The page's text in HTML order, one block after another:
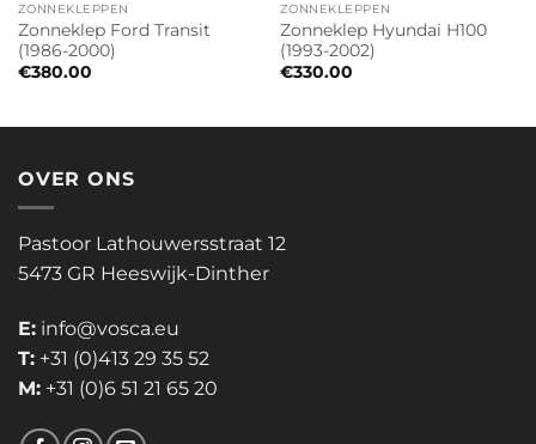
ZONNEKLEPPEN
Zonneklep Ford Transit
(1986-2000)
€380.00
ZONNEKLEPPEN
Zonneklep Hyundai H100
(1993-2002)
€330.00
OVER ONS
Pastoor Lathouwersstraat 12
5473 GR Heeswijk-Dinther
E: info@vosca.eu
T: +31 (0)413 29 35 52
M: +31 (0)6 51 21 65 20